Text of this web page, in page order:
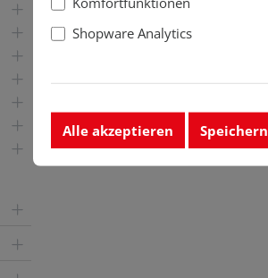
Shopware Analytics
Alle akzeptieren Speichern